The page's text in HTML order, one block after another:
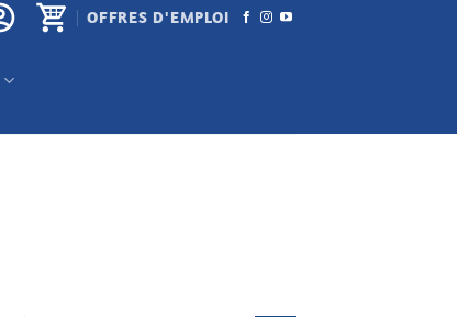
OFFRES D'EMPLOI